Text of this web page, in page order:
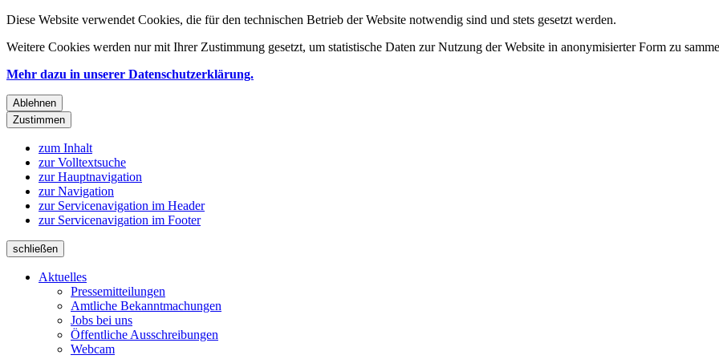
Diese Website verwendet Cookies, die für den technischen Betrieb der Website notwendig sind und stets gesetzt werden.
Weitere Cookies werden nur mit Ihrer Zustimmung gesetzt, um statistische Daten zur Nutzung der Website in anonymisierter Form zu
Mehr dazu in unserer Datenschutzerklärung.
Ablehnen
Zustimmen
zum Inhalt
zur Volltextsuche
zur Hauptnavigation
zur Navigation
zur Servicenavigation im Header
zur Servicenavigation im Footer
schließen
Aktuelles
Pressemitteilungen
Amtliche Bekanntmachungen
Jobs bei uns
Öffentliche Ausschreibungen
Webcam